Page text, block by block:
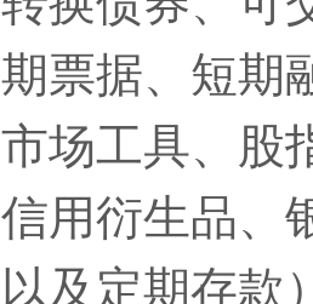
期票据、短期
市场工具、股
信用衍生品、
以及定期存款